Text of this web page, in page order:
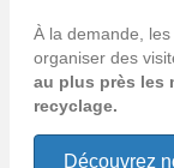
À la demande,
organiser des
au plus près les
recyclage.
Découvrez